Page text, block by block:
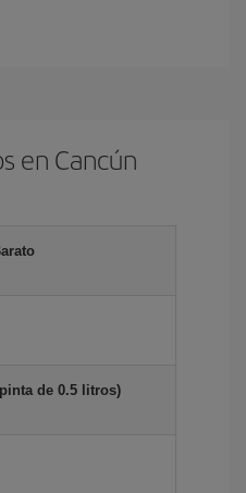
en Cancún
de 0.5 litros)